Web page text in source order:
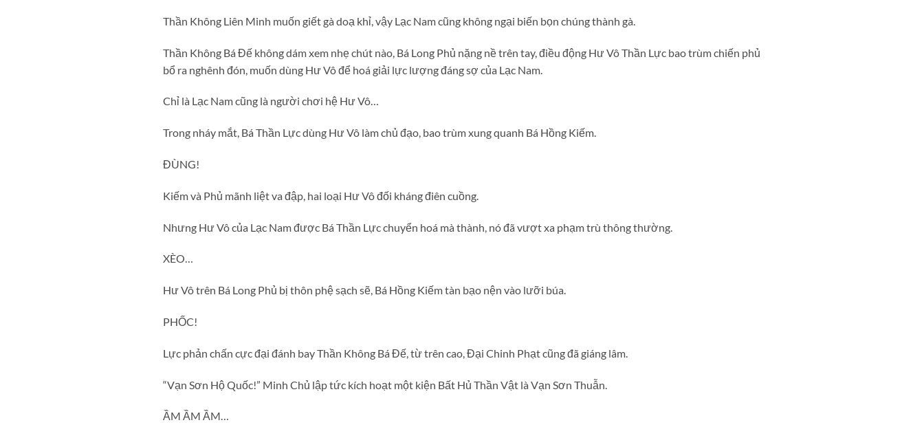
Thần Không Liên Minh muốn giết gà doạ khỉ, vậy Lạc Nam cũng không ngại biến bọn chúng thành gà.
Thần Không Bá Đế không dám xem nhẹ chút nào, Bá Long Phủ nặng nề trên tay, điều động Hư Vô Thần Lực bao trùm chiến phủ
bổ ra nghênh đón, muốn dùng Hư Vô để hoá giải lực lượng đáng sợ của Lạc Nam.
Chỉ là Lạc Nam cũng là người chơi hệ Hư Vô…
Trong nháy mắt, Bá Thần Lực dùng Hư Vô làm chủ đạo, bao trùm xung quanh Bá Hồng Kiếm.
ĐÙNG!
Kiếm và Phủ mãnh liệt va đập, hai loại Hư Vô đối kháng điên cuồng.
Nhưng Hư Vô của Lạc Nam được Bá Thần Lực chuyển hoá mà thành, nó đã vượt xa phạm trù thông thường.
XÈO…
Hư Vô trên Bá Long Phủ bị thôn phệ sạch sẽ, Bá Hồng Kiếm tàn bạo nện vào lưỡi búa.
PHỐC!
Lực phản chấn cực đại đánh bay Thần Không Bá Đế, từ trên cao, Đại Chinh Phạt cũng đã giáng lâm.
“Vạn Sơn Hộ Quốc!” Minh Chủ lập tức kích hoạt một kiện Bất Hủ Thần Vật là Vạn Sơn Thuẫn.
ẦM ẦM ẦM…